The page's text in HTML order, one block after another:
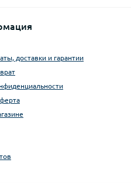
доставки и гарантии